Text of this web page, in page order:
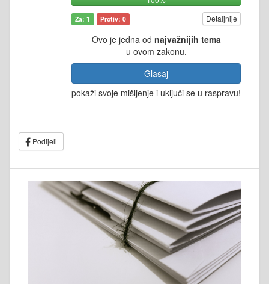
Za: 1 Protiv: 0 Detaljnije
Ovo je jedna od najvažnijih tema
u ovom zakonu.
Glasaj
pokaži svoje mišljenje i uključi se u raspravu!
Podijeli